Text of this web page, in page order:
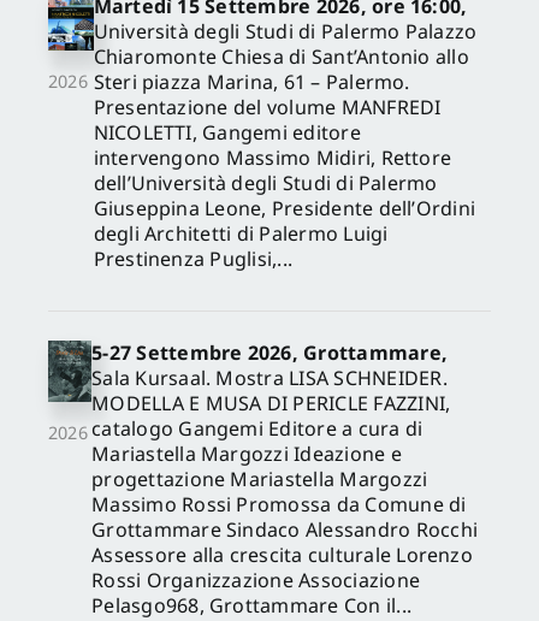
2026
Martedì 15 Settembre 2026, ore 16:00,
Università degli Studi di Palermo Palazzo
Chiaromonte Chiesa di Sant’Antonio allo
Steri piazza Marina, 61 – Palermo.
Presentazione del volume MANFREDI
NICOLETTI, Gangemi editore
intervengono Massimo Midiri, Rettore
dell’Università degli Studi di Palermo
Giuseppina Leone, Presidente dell’Ordini
degli Architetti di Palermo Luigi
Prestinenza Puglisi,...
2026
5-27 Settembre 2026, Grottammare,
Sala Kursaal. Mostra LISA SCHNEIDER.
MODELLA E MUSA DI PERICLE FAZZINI,
catalogo Gangemi Editore a cura di
Mariastella Margozzi Ideazione e
progettazione Mariastella Margozzi
Massimo Rossi Promossa da Comune di
Grottammare Sindaco Alessandro Rocchi
Assessore alla crescita culturale Lorenzo
Rossi Organizzazione Associazione
Pelasgo968, Grottammare Con il...